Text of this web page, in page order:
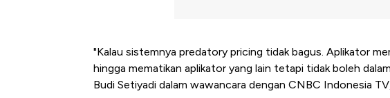
"Kalau sistemnya predatory pricing tidak bagus. Aplikator
hingga mematikan aplikator yang lain tetapi tidak boleh
Budi Setiyadi dalam wawancara dengan CNBC Indonesia